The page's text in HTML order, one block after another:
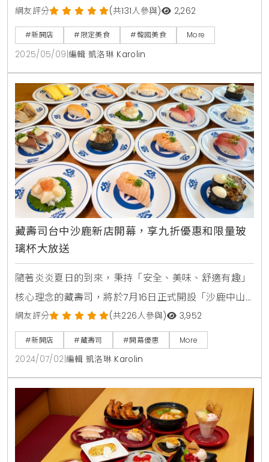
這不僅是連續七年榮獲米其林必比登推薦、2025年入
選「50 Best Discovery」的名店首次海外設點，更是
韓國文化軟實力在台灣的極致展現。從獨家訂位制到頂
級「究好豬」肉品，台北「金豬食堂」將韓燒美學推向
新高峰。想知道為何GD、aespa、BTS等巨星都為它
著迷？這篇報導帶你一探究竟，揭開席捲美
網友評分 (共131人參與) 2,262
#新開店 #限定美食 #韓國美食 More
2025/05/09 編輯 凱洛琳 Karolin
藏壽司台中沙鹿新店開幕，享九折優惠和限量玻
璃杯大放送
隨著炎炎夏日的到來，秉持「安全、美味、舒適有趣」
核心理念的藏壽司，將於7月16日正式開設「沙鹿中山
路店」，並於7月9日開始試營運。這家全新的店鋪位於
台中海線，是目前海線地區最大的千坪造型店，能容納
高達233席座位。為慶祝開幕，藏壽司推出了一系列優
惠活動，吸引了眾多壽司愛好者的目光。藏壽司新店外
觀採用傳統日系美學的土藏屋造型設計，營造出一種置
身於日本的用餐氛圍，讓顧客在享受美食的同時，還能
體驗到濃濃
網友評分 (共226人參與) 3,952
#新開店 #藏壽司 #開幕優惠 More
2024/07/02 編輯 凱洛琳 Karolin